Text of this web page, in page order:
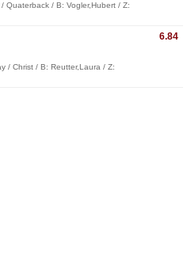
Quaterback / B: Vogler,Hubert / Z:
6.84
/ Christ / B: Reutter,Laura / Z: